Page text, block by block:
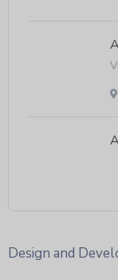
Design and